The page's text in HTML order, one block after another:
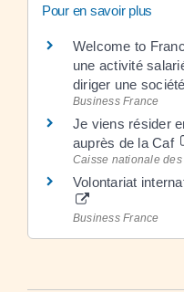
Pour en savoir plus
Welcome to
une activité
diriger une
Business France
Je viens résider
auprès de la Caf
Caisse nationale
Volontariat
Business France